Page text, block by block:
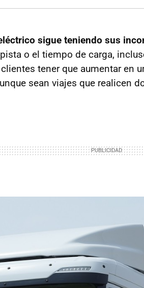
sigue teniendo sus
o el tiempo de carga,
tener que aumentar en
sean viajes que realicen